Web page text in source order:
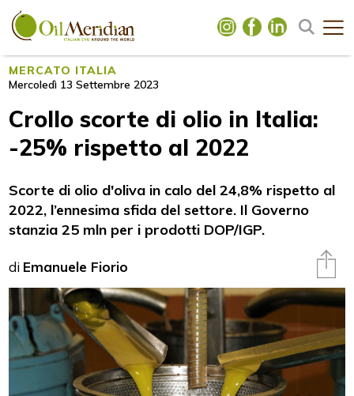
MERCATO ITALIA
Mercoledì 13 Settembre 2023
Crollo scorte di olio in Italia:
-25% rispetto al 2022
Scorte di olio d'oliva in calo del 24,8% rispetto al
2022, l’ennesima sfida del settore. Il Governo
stanzia 25 mln per i prodotti DOP/IGP.
di Emanuele Fiorio